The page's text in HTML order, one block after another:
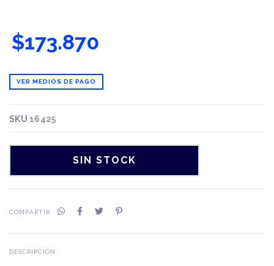
$173.870
VER MEDIOS DE PAGO
SKU16425
COMPARTIR
DESCRIPCIÓN